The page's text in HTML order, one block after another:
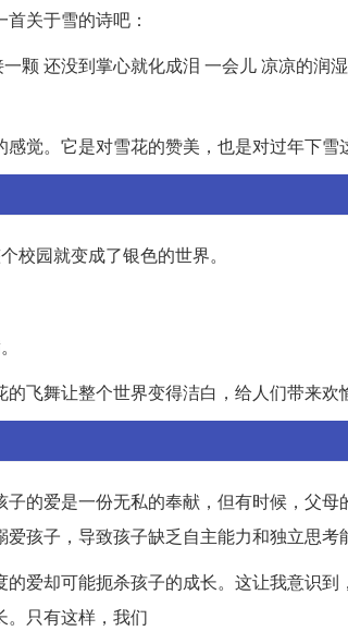
关于雪的诗吧：
颗 还没到掌心就化成泪 一会儿 凉凉的润
觉。它是对雪花的赞美，也是对过年下雪
校园就变成了银色的世界。
飞舞让整个世界变得洁白，给人们带来欢
的爱是一份无私的奉献，但有时候，父母
孩子，导致孩子缺乏自主能力和独立思考
爱却可能扼杀孩子的成长。这让我意识到
。只有这样，我们